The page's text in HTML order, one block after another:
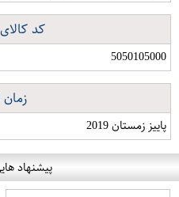
کد
5050105000
زمان
پاییز زمستان 2019
پیشنهاد